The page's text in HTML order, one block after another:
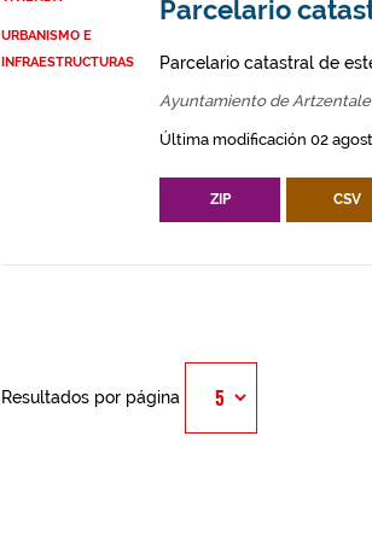
URBANISMO E
INFRAESTRUCTURAS
Parcelario
Parcelario catastral de
Ayuntamiento de
Última modificación 02
ZIP CSV
Resultados por página